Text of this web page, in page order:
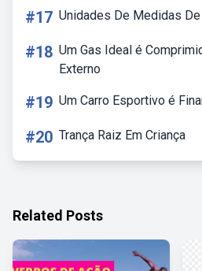
#17 Unidades De Medidas
#18 Um Gas Ideal é
Externo
#19 Um Carro Esportivo é
#20 Trança Raiz Em Criança
Related Posts